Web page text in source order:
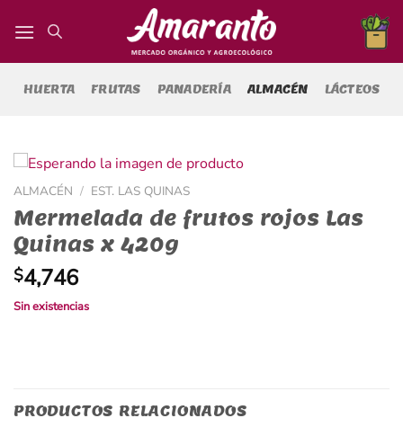
HUERTA FRUTAS PANADERÍA ALMACÉN LÁCTEOS
ALMACÉN / EST. LAS QUINAS
Mermelada de frutos rojos Las
Quinas x 420g
$4,746
Sin existencias
PRODUCTOS RELACIONADOS